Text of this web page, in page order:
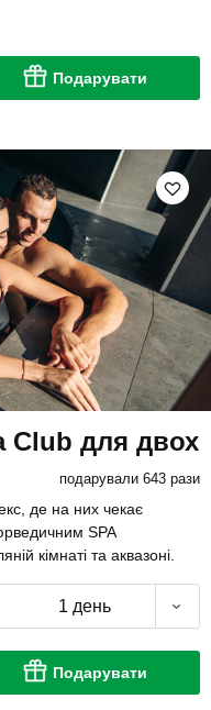
Подарувати
Club для двох
подарували 643 рази
де на них чекає
SPA
кімнаті та аквазоні.
1 день
Подарувати